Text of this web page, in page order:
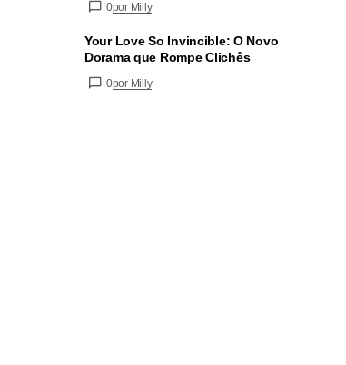
0por Milly
Your Love So Invincible: O Novo
Dorama que Rompe Clichês
0por Milly